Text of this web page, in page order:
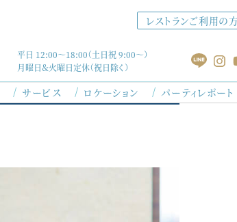
レストランご利用の
平日 12:00～18:00（土日祝 9:00～）
月曜日＆火曜日定休（祝日除く）
サービス ロケーション パーティレポート